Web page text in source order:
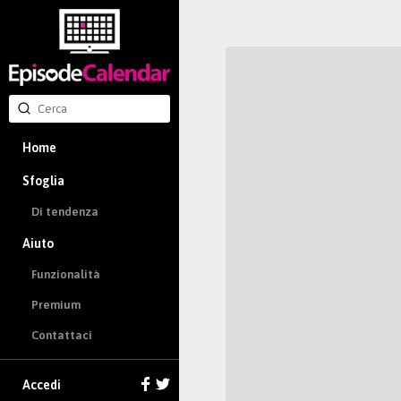
Home
Sfoglia
Di tendenza
Aiuto
Funzionalità
Premium
Contattaci
Accedi